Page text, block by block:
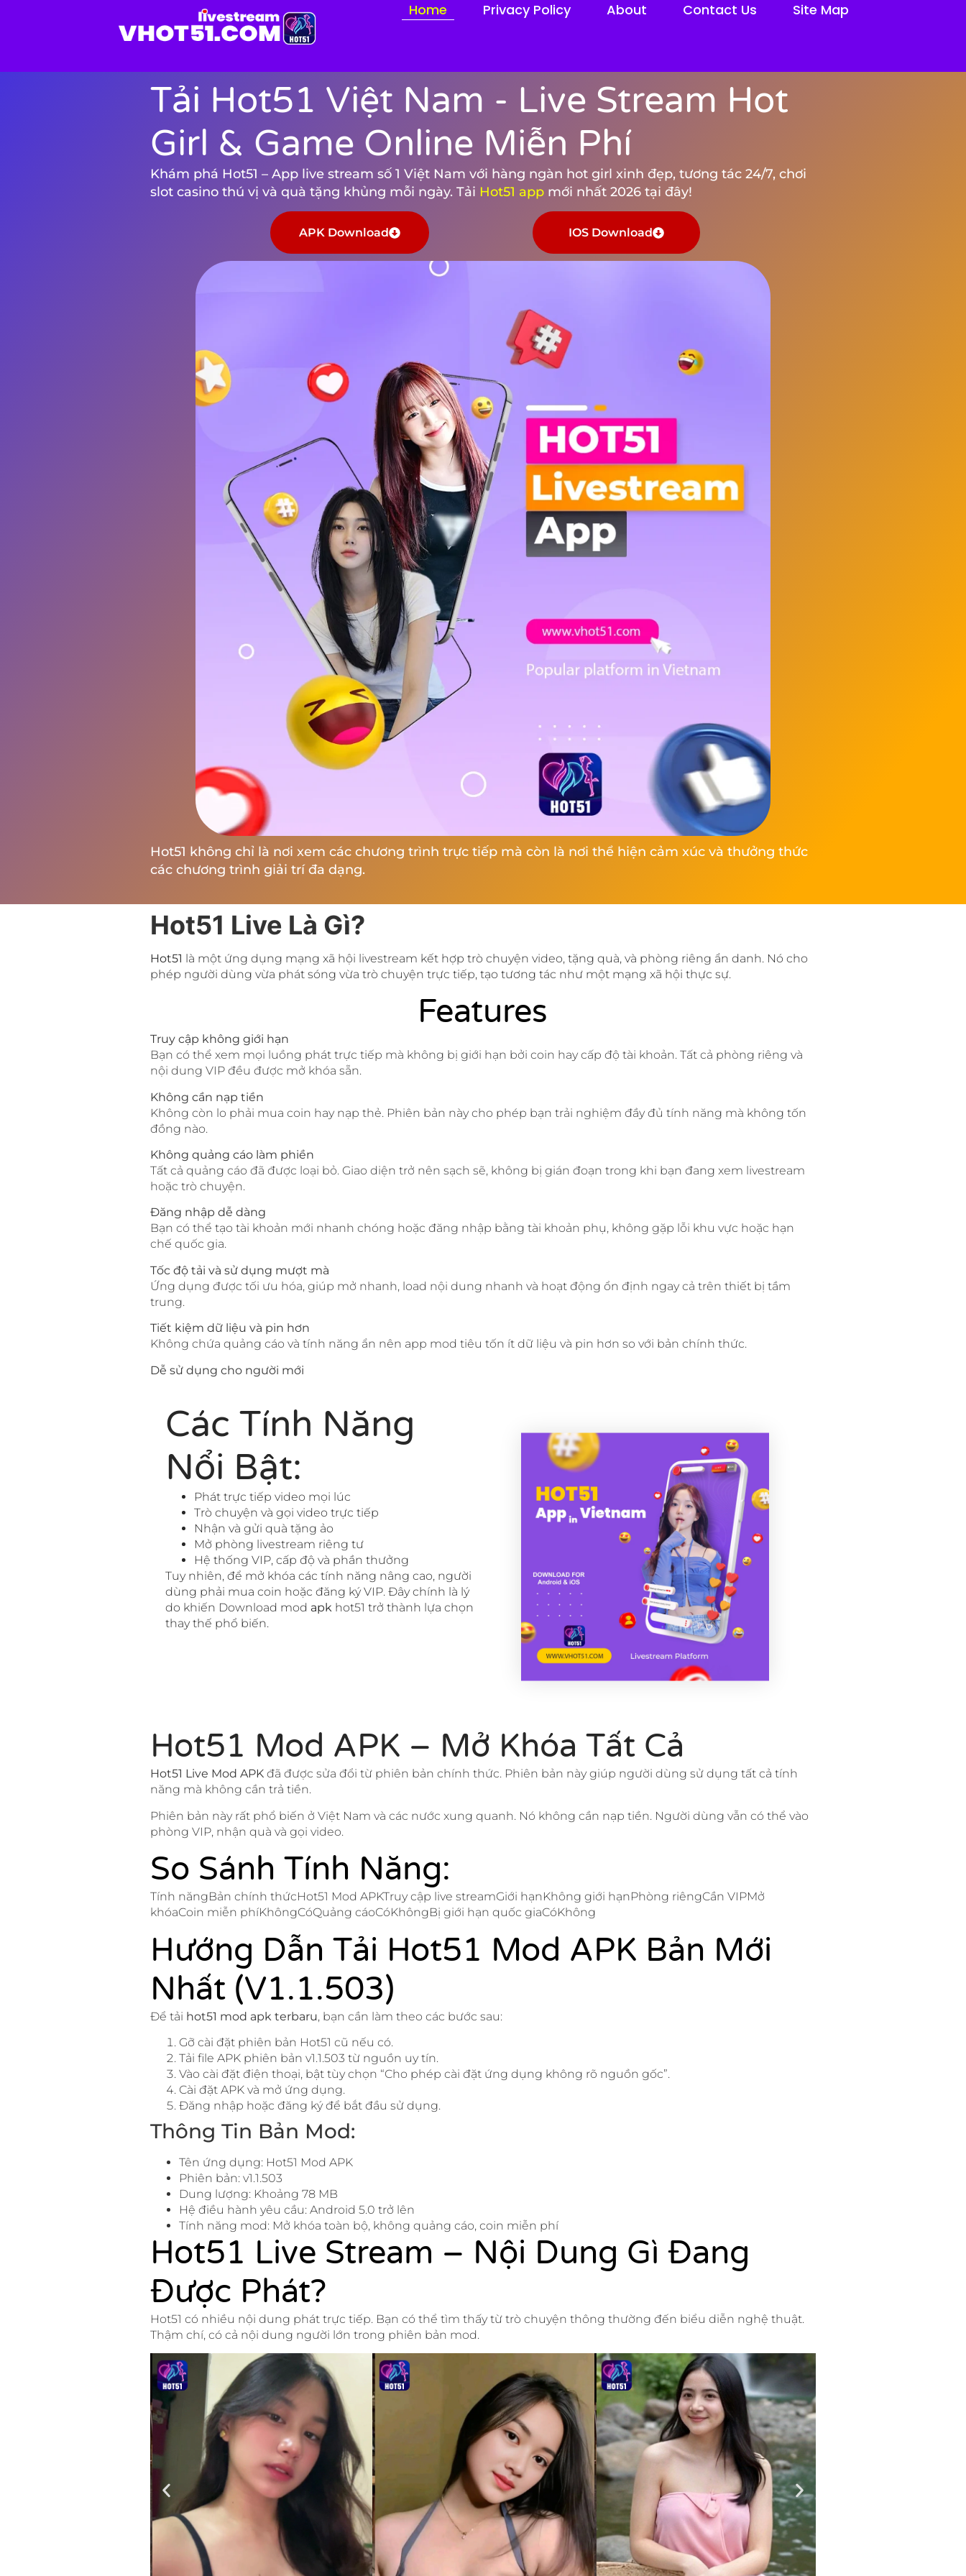
Home Privacy Policy About Contact Us Site Map
Tải Hot51 Việt Nam - Live Stream Hot
Girl & Game Online Miễn Phí
Khám phá Hot51 – App live stream số 1 Việt Nam với hàng ngàn hot girl xinh đẹp, tương tác 24/7, chơi
slot casino thú vị và quà tặng khủng mỗi ngày. Tải Hot51 appmới nhất 2026 tại đây!
APK Download IOS Download
Hot51 không chỉ là nơi xem các chương trình trực tiếp mà còn là nơi thể hiện cảm xúc và thưởng thức
các chương trình giải trí đa dạng.
Hot51 Live Là Gì?
Hot51 là một ứng dụng mạng xã hội livestream kết hợp trò chuyện video, tặng quà, và phòng riêng ẩn danh. Nó cho
phép người dùng vừa phát sóng vừa trò chuyện trực tiếp, tạo tương tác như một mạng xã hội thực sự.
Features
Truy cập không giới hạn
Bạn có thể xem mọi luồng phát trực tiếp mà không bị giới hạn bởi coin hay cấp độ tài khoản. Tất cả phòng riêng và
nội dung VIP đều được mở khóa sẵn.
Không cần nạp tiền
Không còn lo phải mua coin hay nạp thẻ. Phiên bản này cho phép bạn trải nghiệm đầy đủ tính năng mà không tốn
đồng nào.
Không quảng cáo làm phiền
Tất cả quảng cáo đã được loại bỏ. Giao diện trở nên sạch sẽ, không bị gián đoạn trong khi bạn đang xem livestream
hoặc trò chuyện.
Đăng nhập dễ dàng
Bạn có thể tạo tài khoản mới nhanh chóng hoặc đăng nhập bằng tài khoản phụ, không gặp lỗi khu vực hoặc hạn
chế quốc gia.
Tốc độ tải và sử dụng mượt mà
Ứng dụng được tối ưu hóa, giúp mở nhanh, load nội dung nhanh và hoạt động ổn định ngay cả trên thiết bị tầm
trung.
Tiết kiệm dữ liệu và pin hơn
Không chứa quảng cáo và tính năng ẩn nên app mod tiêu tốn ít dữ liệu và pin hơn so với bản chính thức.
Dễ sử dụng cho người mới
Các Tính Năng
Nổi Bật:
Phát trực tiếp video mọi lúc
Trò chuyện và gọi video trực tiếp
Nhận và gửi quà tặng ảo
Mở phòng livestream riêng tư
Hệ thống VIP, cấp độ và phần thưởng
Tuy nhiên, để mở khóa các tính năng nâng cao, người
dùng phải mua coin hoặc đăng ký VIP. Đây chính là lý
do khiến Download mod apk hot51 trở thành lựa chọn
thay thế phổ biến.
Hot51 Mod APK – Mở Khóa Tất Cả
Hot51 Live Mod APK đã được sửa đổi từ phiên bản chính thức. Phiên bản này giúp người dùng sử dụng tất cả tính
năng mà không cần trả tiền.
Phiên bản này rất phổ biến ở Việt Nam và các nước xung quanh. Nó không cần nạp tiền. Người dùng vẫn có thể vào
phòng VIP, nhận quà và gọi video.
So Sánh Tính Năng:
Tính năngBản chính thứcHot51 Mod APKTruy cập live streamGiới hạnKhông giới hạnPhòng riêngCần VIPMở
khóaCoin miễn phíKhôngCóQuảng cáoCóKhôngBị giới hạn quốc giaCóKhông
Hướng Dẫn Tải Hot51 Mod APK Bản Mới
Nhất (v1.1.503)
Để tải hot51 mod apk terbaru, bạn cần làm theo các bước sau:
Gỡ cài đặt phiên bản Hot51 cũ nếu có.
Tải file APK phiên bản v1.1.503 từ nguồn uy tín.
Vào cài đặt điện thoại, bật tùy chọn “Cho phép cài đặt ứng dụng không rõ nguồn gốc”.
Cài đặt APK và mở ứng dụng.
Đăng nhập hoặc đăng ký để bắt đầu sử dụng.
Thông Tin Bản Mod:
Tên ứng dụng: Hot51 Mod APK
Phiên bản: v1.1.503
Dung lượng: Khoảng 78 MB
Hệ điều hành yêu cầu: Android 5.0 trở lên
Tính năng mod: Mở khóa toàn bộ, không quảng cáo, coin miễn phí
Hot51 Live Stream – Nội Dung Gì Đang
Được Phát?
Hot51 có nhiều nội dung phát trực tiếp. Bạn có thể tìm thấy từ trò chuyện thông thường đến biểu diễn nghệ thuật.
Thậm chí, có cả nội dung người lớn trong phiên bản mod.